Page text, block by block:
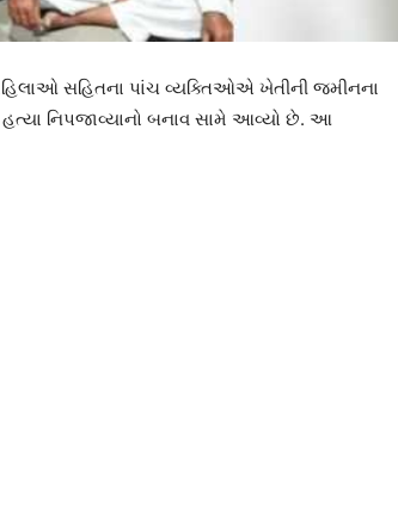
સહિતના પાંચ વ્યક્તિઓએ ખેતીની જમીનના
નિપજાવ્યાનો બનાવ સામે આવ્યો છે. આ